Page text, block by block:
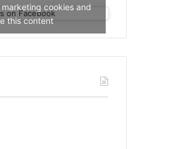
on Facebook
cookies and
this content